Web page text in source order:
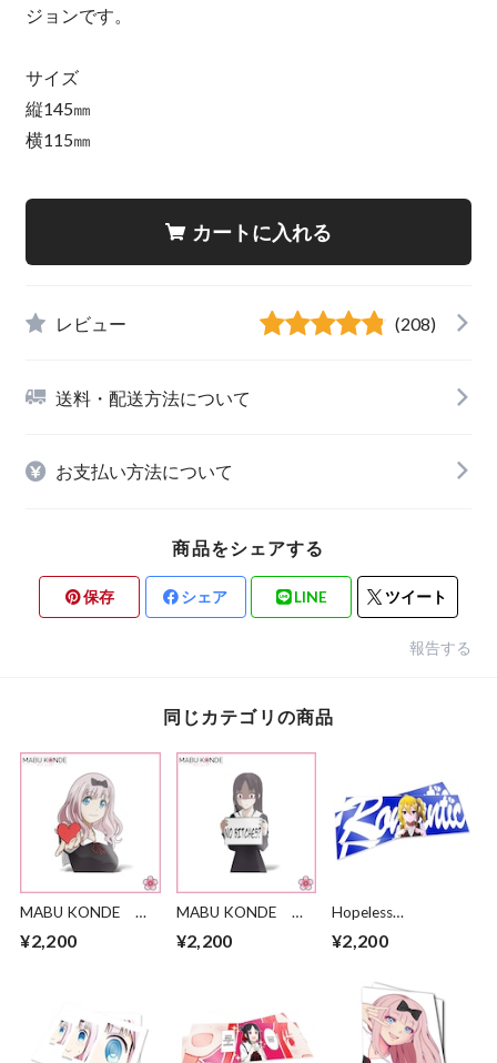
ジョンです。
サイズ
縦145㎜
横115㎜
カートに入れる
レビュー (208)
送料・配送方法について
お支払い方法について
商品をシェアする
保存 シェア LINE ツイート
報告する
同じカテゴリの商品
MABU KONDE
Holding
¥2,200
MABU KONDE
Sign Holding
¥2,200
Hopeless
HAYASAKA IS
¥2,200